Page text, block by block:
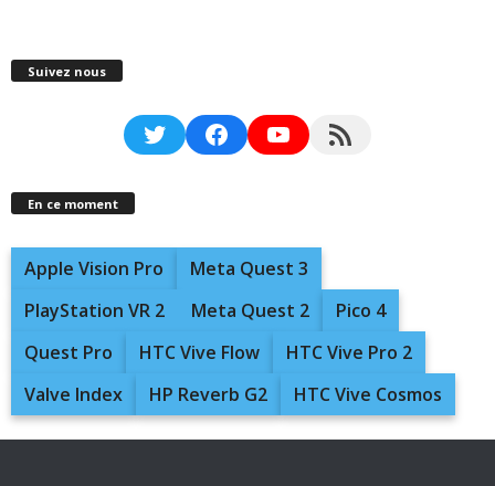
Suivez nous
TwitterFacebookYouTubeRSS Feed
En ce moment
Apple Vision Pro
Meta Quest 3
PlayStation VR 2
Meta Quest 2
Pico 4
Quest Pro
HTC Vive Flow
HTC Vive Pro 2
Valve Index
HP Reverb G2 HTC Vive Cosmos